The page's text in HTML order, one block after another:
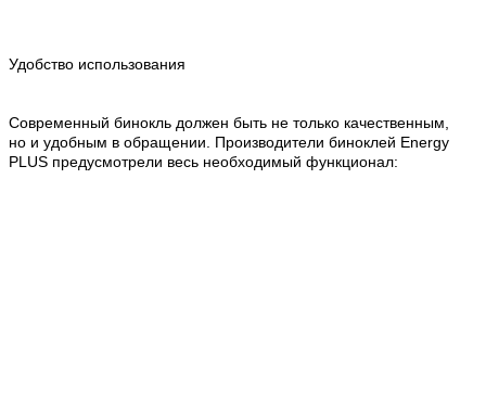
Удобство использования
Современный бинокль должен быть не только качественным,
но и удобным в обращении. Производители биноклей Energy
PLUS предусмотрели весь необходимый функционал: